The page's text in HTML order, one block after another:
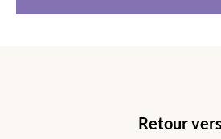
Retour vers